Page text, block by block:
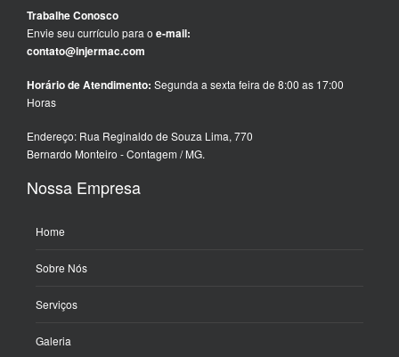
Trabalhe Conosco
Envie seu currículo para o e-mail:
contato@injermac.com
Horário de Atendimento: Segunda a sexta feira de 8:00 as 17:00
Horas
Endereço: Rua Reginaldo de Souza Lima, 770
Bernardo Monteiro - Contagem / MG.
Nossa Empresa
Home
Sobre Nós
Serviços
Galeria